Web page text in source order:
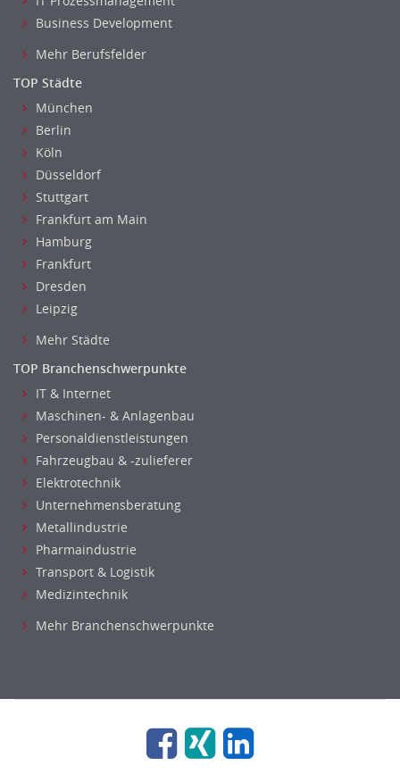
Business Development
Mehr Berufsfelder
TOP Städte
München
Berlin
Köln
Düsseldorf
Stuttgart
Frankfurt am Main
Hamburg
Frankfurt
Dresden
Leipzig
Mehr Städte
TOP Branchenschwerpunkte
IT & Internet
Maschinen- & Anlagenbau
Personaldienstleistungen
Fahrzeugbau & -zulieferer
Elektrotechnik
Unternehmensberatung
Metallindustrie
Pharmaindustrie
Transport & Logistik
Medizintechnik
Mehr Branchenschwerpunkte